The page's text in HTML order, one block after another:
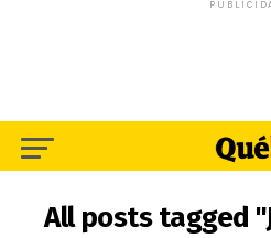
All posts tagged